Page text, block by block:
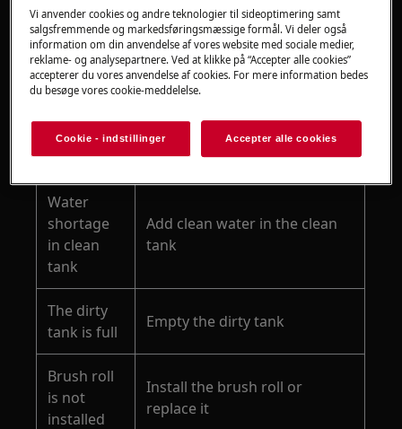
cleaner
models: AW81U3DB, EW81U3DB
Løsning
Possible
reason
Solutions
Water
shortage
in clean
tank
Add clean water in the clean
tank
The dirty
tank is full
Empty the dirty tank
Brush roll
is not
installed
Install the brush roll or
replace it
Vi anvender cookies og andre teknologier til sideoptimering samt
salgsfremmende og markedsføringsmæssige formål. Vi deler også
information om din anvendelse af vores website med sociale medier,
reklame- og analysepartnere. Ved at klikke på “Accepter alle cookies”
accepterer du vores anvendelse af cookies. For mere information bedes
du besøge vores cookie-meddelelse.
Cookie - indstillinger Accepter alle cookies